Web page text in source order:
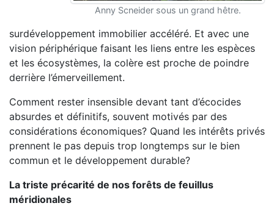
Anny Scneider sous un grand hêtre.
surdéveloppement immobilier accéléré. Et avec une
vision périphérique faisant les liens entre les espèces
et les écosystèmes, la colère est proche de poindre
derrière l’émerveillement.
Comment rester insensible devant tant d’écocides
absurdes et définitifs, souvent motivés par des
considérations économiques? Quand les intérêts privés
prennent le pas depuis trop longtemps sur le bien
commun et le développement durable?
La triste précarité de nos forêts de feuillus
méridionales